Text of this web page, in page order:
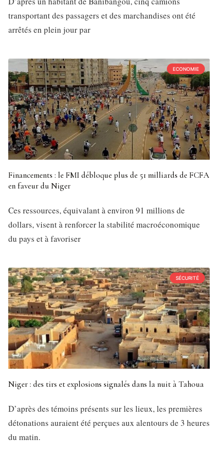
transportant des passagers et des marchandises ont été
arrêtés en plein jour par
ECONOMIE
Financements : le FMI débloque plus de 51 milliards de FCFA
en faveur du Niger
Ces ressources, équivalant à environ 91 millions de
dollars, visent à renforcer la stabilité macroéconomique
du pays et à favoriser
SÉCURITÉ
Niger : des tirs et explosions signalés dans la nuit à Tahoua
D’après des témoins présents sur les lieux, les premières
détonations auraient été perçues aux alentours de 3 heures
du matin.